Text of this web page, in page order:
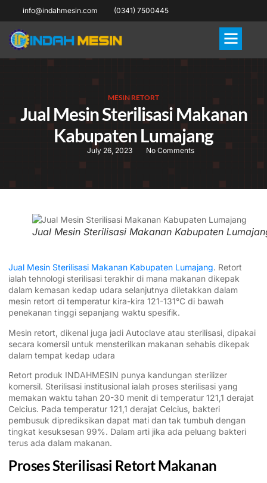
info@indahmesin.com (0341) 7500445
MESIN RETORT
Jual Mesin Sterilisasi Makanan
Kabupaten Lumajang
July 26, 2023 No Comments
Jual Mesin Sterilisasi Makanan Kabupaten
Jual Mesin Sterilisasi Makanan Kabupaten Lumajang. Retort
ialah tehnologi sterilisasi terakhir di mana makanan dikepak
dalam kemasan kedap udara selanjutnya diletakkan dalam
mesin retort di temperatur kira-kira 121-131°C di bawah
penekanan tinggi sepanjang waktu spesifik.
Mesin retort, dikenal juga jadi Autoclave atau sterilisasi, dipakai
secara komersil untuk mensterilkan makanan sehabis dikepak
dalam tempat kedap udara
Retort produk INDAHMESIN punya kandungan sterilizer
komersil. Sterilisasi institusional ialah proses sterilisasi yang
memakan waktu tahan 20-30 menit di temperatur 121,1 derajat
Celcius. Pada temperatur 121,1 derajat Celcius, bakteri
pembusuk diprediksikan dapat mati dan tak tumbuh dengan
tingkat kesuksesan 99%. Dalam arti jika ada peluang bakteri
terus ada dalam makanan.
Proses Sterilisasi Retort Makanan